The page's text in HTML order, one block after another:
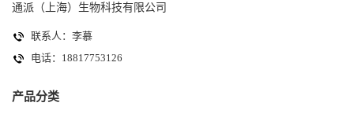
通派（上海）生物科技有限公司
联系人：李慕
电话：18817753126
产品分类